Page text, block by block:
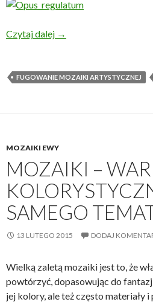
Czytaj dalej Co to jest opus w
→
FUGOWANIE MOZAIKI ARTYSTYCZNEJ
MOZAIKI EWY
MOZAIKI –
SAMEGO
13 LUTEGO 2015 DODAJ
Wielką zaletą mozaiki jest to, że
powtórzyć, dopasowując do
jej kolory, ale też często materiały